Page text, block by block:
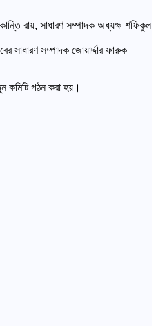
রায়, সাধারণ সম্পাদক অধ্যক্ষ শফিকুল
সাধারণ সম্পাদক জোয়ার্দ্দার ফারুক
কমিটি গঠন করা হয়।